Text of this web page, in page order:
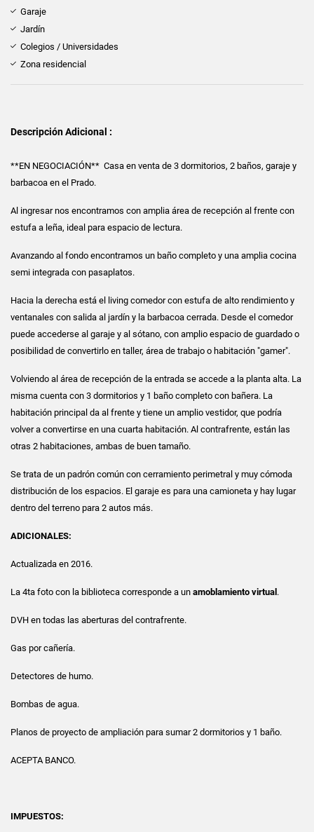
Garaje
Jardín
Colegios / Universidades
Zona residencial
Descripción Adicional :
**EN NEGOCIACIÓN** Casa en venta de 3 dormitorios, 2 baños, garaje y
barbacoa en el Prado.
Al ingresar nos encontramos con amplia área de recepción al frente con
estufa a leña, ideal para espacio de lectura.
Avanzando al fondo encontramos un baño completo y una amplia cocina
semi integrada con pasaplatos.
Hacia la derecha está el living comedor con estufa de alto rendimiento y
ventanales con salida al jardín y la barbacoa cerrada. Desde el comedor
puede accederse al garaje y al sótano, con amplio espacio de guardado o
posibilidad de convertirlo en taller, área de trabajo o habitación "gamer".
Volviendo al área de recepción de la entrada se accede a la planta alta. La
misma cuenta con 3 dormitorios y 1 baño completo con bañera. La
habitación principal da al frente y tiene un amplio vestidor, que podría
volver a convertirse en una cuarta habitación. Al contrafrente, están las
otras 2 habitaciones, ambas de buen tamaño.
Se trata de un padrón común con cerramiento perimetral y muy cómoda
distribución de los espacios. El garaje es para una camioneta y hay lugar
dentro del terreno para 2 autos más.
ADICIONALES:
Actualizada en 2016.
La 4ta foto con la biblioteca corresponde a un amoblamiento virtual .
DVH en todas las aberturas del contrafrente.
Gas por cañería.
Detectores de humo.
Bombas de agua.
Planos de proyecto de ampliación para sumar 2 dormitorios y 1 baño.
ACEPTA BANCO.
IMPUESTOS: